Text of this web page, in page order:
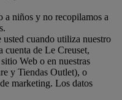
a niños y no recopilamos a
usted cuando utiliza nuestro
de Le Creuset,
Web o en nuestras
y Tiendas Outlet), o
marketing. Los datos